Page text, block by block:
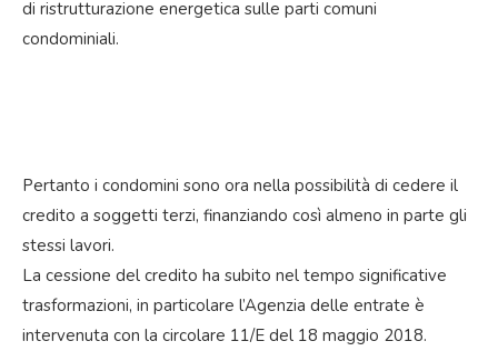
di ristrutturazione energetica sulle parti comuni
condominiali.
Pertanto i condomini sono ora nella possibilità di cedere il
credito a soggetti terzi, finanziando così almeno in parte gli
stessi lavori.
La cessione del credito ha subito nel tempo significative
trasformazioni, in particolare l’Agenzia delle entrate è
intervenuta con la circolare 11/E del 18 maggio 2018.